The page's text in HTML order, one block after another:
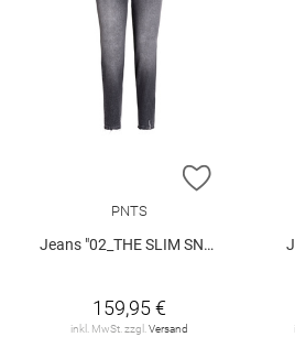
ZUR
PNTS
Jeans "02_THE SLIM SNOS"
159,95 €
inkl. MwSt. zzgl. Versand